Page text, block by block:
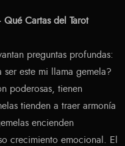
Cartas del Tarot
preguntas profundas:
ser este mi llama gemela?
poderosas, tienen
tienden a traer armonía
encienden
crecimiento emocional. El